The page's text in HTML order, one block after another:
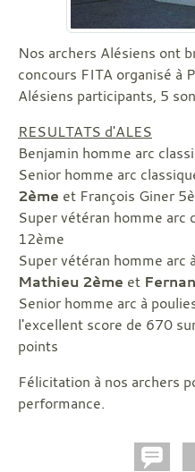
Nos archers Alésiens ont
concours FITA organisé à
Alésiens participants, 5
RESULTATS d'ALES
Benjamin homme arc
Senior homme arc
2ème et François Giner
Super vétéran homme arc
12ème
Super vétéran homme arc
Mathieu 2ème et
Senior homme arc à
l'excellent score de 670
points
Félicitation à nos archers
performance.